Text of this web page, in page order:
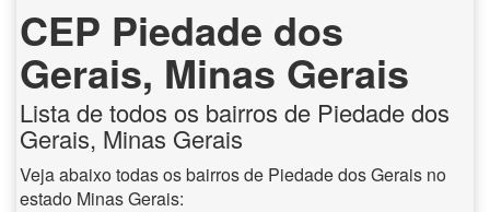
CEP Piedade dos
Gerais, Minas Gerais
Lista de todos os bairros de Piedade dos
Gerais, Minas Gerais
Veja abaixo todas os bairros de Piedade dos Gerais no
estado Minas Gerais: